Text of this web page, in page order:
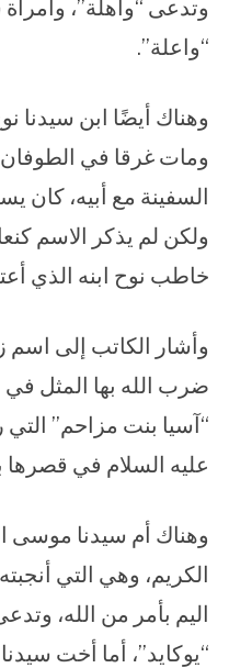
وتدعى “واهلة”،
“واعلة”.
وهناك أيضًا ابن سيدنا
ومات غرقا في
السفينة مع أبيه، كان
ولكن لم يذكر الاسم
خاطب نوح ابنه الذي
وأشار الكاتب إلى
ضرب الله بها المثل في
“آسيا بنت مزاحم”
عليه السلام في قصرها
وهناك أم سيدنا موسى
الكريم، وهي التي
اليم بأمر من الله،
“يوكايد”، أما أخت